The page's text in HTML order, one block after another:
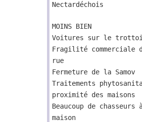
Nectardéchois
MOINS BIEN
Voitures sur le
Fragilité commerciale
rue
Fermeture de la Samov
Traitements
proximité des maisons
Beaucoup de
maison